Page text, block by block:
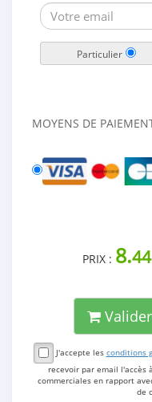
Particulier
MOYENS DE
PRIX : 8.44
J'accepte les conditions
recevoir par email l'accès
commerciales en rapport
de